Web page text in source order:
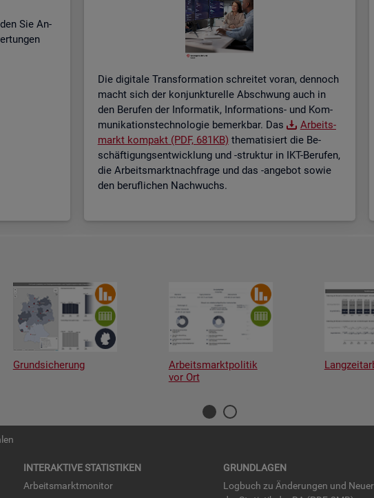
Sie An­
Die di­gi­ta­le Trans­for­ma­ti­on schrei­tet voran, den­noch
macht sich der kon­junk­tu­rel­le Ab­schwung auch in
den Be­ru­fen der In­for­ma­tik, In­for­ma­ti­ons- und Kom­
mu­ni­ka­ti­ons­tech­no­lo­gie be­merk­bar. Das
Ar­beits­
markt kom­pakt (PDF, 681KB) the­ma­ti­siert die Be­
schäf­ti­gungs­ent­wick­lung und -struk­tur in IKT-Be­ru­fen,
die Ar­beits­markt­nach­fra­ge und das -an­ge­bot sowie
den be­ruf­li­chen Nach­wuchs.
Grundsicherung
Arbeitsmarktpolitik
vor Ort
IN­TER­AK­TI­VE STA­TIS­TI­KEN
Ar­beits­markt­mo­ni­tor
GRUND­LA­GEN
Log­buch zu Än­de­run­gen und